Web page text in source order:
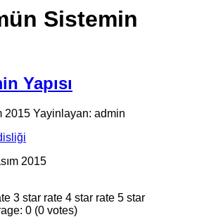
Sistemin
Yapısı
2015 Yayinlayan: admin
2015
3 star rate 4 star rate 5 star
0 (0 votes)